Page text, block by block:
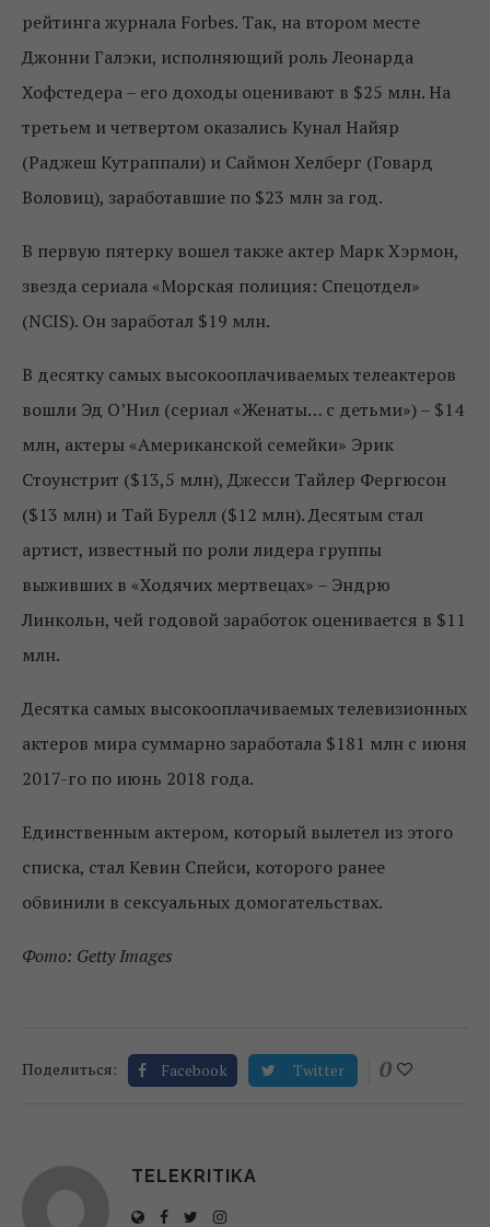
рейтинга журнала Forbes. Так, на втором месте
Джонни Галэки, исполняющий роль Леонарда
Хофстедера – его доходы оценивают в $25 млн. На
третьем и четвертом оказались Кунал Найяр
(Раджеш Кутраппали) и Саймон Хелберг (Говард
Воловиц), заработавшие по $23 млн за год.
В первую пятерку вошел также актер Марк Хэрмон,
звезда сериала «Морская полиция: Спецотдел»
(NCIS). Он заработал $19 млн.
В десятку самых высокооплачиваемых телеактеров
вошли Эд О’Нил (сериал «Женаты… с детьми») – $14
млн, актеры «Американской семейки» Эрик
Стоунстрит ($13,5 млн), Джесси Тайлер Фергюсон
($13 млн) и Тай Бурелл ($12 млн). Десятым стал
артист, известный по роли лидера группы
выживших в «Ходячих мертвецах» – Эндрю
Линкольн, чей годовой заработок оценивается в $11
млн.
Десятка самых высокооплачиваемых телевизионных
актеров мира суммарно заработала $181 млн с июня
2017-го по июнь 2018 года.
Единственным актером, который вылетел из этого
списка, стал Кевин Спейси, которого ранее
обвинили в сексуальных домогательствах.
Фото: Getty Images
Поделиться: Facebook Twitter 0
TELEKRITIKA